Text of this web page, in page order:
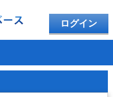
ログイン